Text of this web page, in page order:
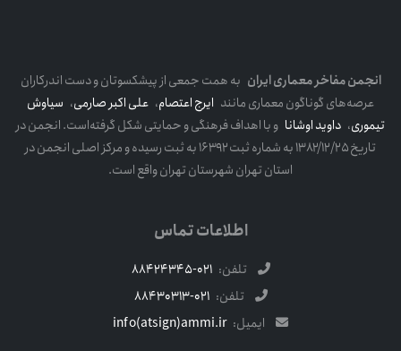
انجمن مفاخر معماری ایرانبه همت جمعی از پیشکسوتان و دست اندرکاران
عرصه‌های گوناگون معماری مانندایرج اعتصام،علی اکبر صارمی،سیاوش
تیموری،داوید اوشاناو با اهداف فرهنگی و حمایتی شکل گرفته‌است. انجمن در
تاریخ ۱۳۸۲/۱۲/۲۵ به شماره ثبت ۱۶۳۹۲ به ثبت رسیده و مرکز اصلی انجمن در
استان تهران شهرستان تهران واقع است.
اطلاعات تماس
تلفن: 021-88424345
تلفن: 021-88430313
ایمیل: info(atsign)ammi.ir